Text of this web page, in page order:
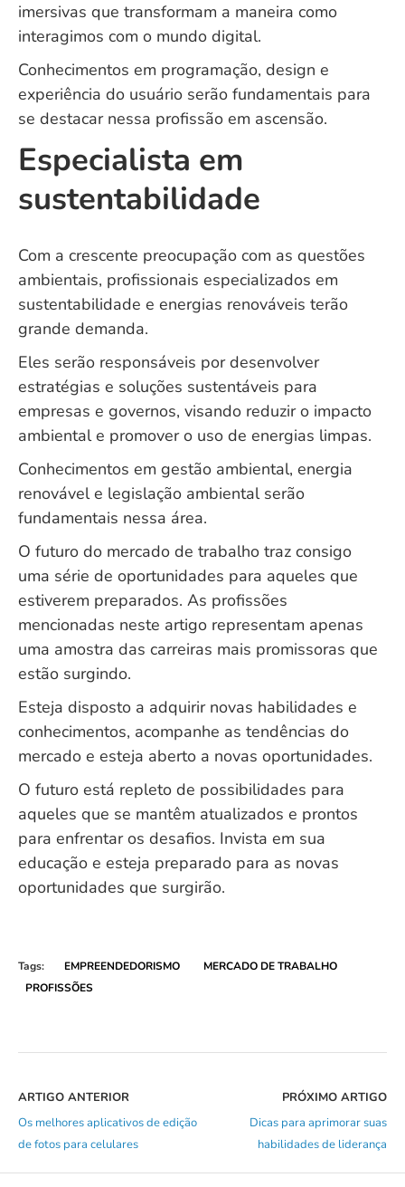
imersivas que transformam a maneira como
interagimos com o mundo digital.
Conhecimentos em programação, design e
experiência do usuário serão fundamentais para
se destacar nessa profissão em ascensão.
Especialista em
sustentabilidade
Com a crescente preocupação com as questões
ambientais, profissionais especializados em
sustentabilidade e energias renováveis terão
grande demanda.
Eles serão responsáveis por desenvolver
estratégias e soluções sustentáveis para
empresas e governos, visando reduzir o impacto
ambiental e promover o uso de energias limpas.
Conhecimentos em gestão ambiental, energia
renovável e legislação ambiental serão
fundamentais nessa área.
O futuro do mercado de trabalho traz consigo
uma série de oportunidades para aqueles que
estiverem preparados. As profissões
mencionadas neste artigo representam apenas
uma amostra das carreiras mais promissoras que
estão surgindo.
Esteja disposto a adquirir novas habilidades e
conhecimentos, acompanhe as tendências do
mercado e esteja aberto a novas oportunidades.
O futuro está repleto de possibilidades para
aqueles que se mantêm atualizados e prontos
para enfrentar os desafios. Invista em sua
educação e esteja preparado para as novas
oportunidades que surgirão.
Tags: EMPREENDEDORISMO
MERCADO DE TRABALHO
PROFISSÕES
ARTIGO ANTERIOR
Os melhores aplicativos de edição
de fotos para celulares
PRÓXIMO ARTIGO
Dicas para aprimorar suas
habilidades de liderança